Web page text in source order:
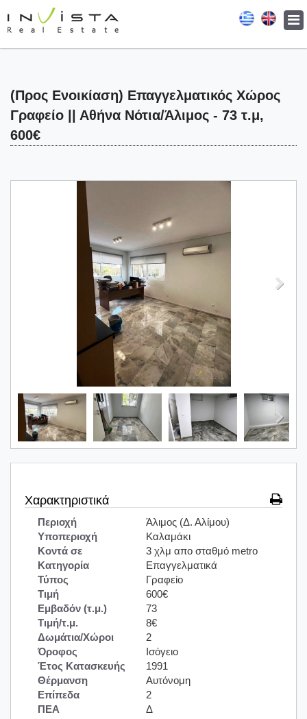
(Προς Ενοικίαση) Επαγγελματικός Χώρος
Γραφείο || Αθήνα Νότια/Άλιμος - 73 τ.μ,
600€
Χαρακτηριστικά
Περιοχή
Άλιμος (Δ. Αλίμου)
Υποπεριοχή
Καλαμάκι
Κοντά σε
3 χλμ απο σταθμό metro
Κατηγορία
Επαγγελματικά
Τύπος
Γραφείο
Τιμή
600€
Εμβαδόν (τ.μ.)
73
Τιμή/τ.μ.
8€
Δωμάτια/Χώροι
2
Όροφος
Ισόγειο
Έτος Κατασκευής
1991
Θέρμανση
Αυτόνομη
Επίπεδα
2
ΠΕΑ
Δ